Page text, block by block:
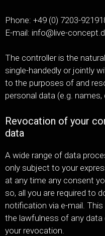
Phone: +49 (0) 7203-
E-mail: info@live-
The controller is the
single-handedly or jointly
to the purposes of and
personal data (e.g.
Revocation of your
data
A wide range of data
only subject to your
at any time any consent
so, all you are required to
notification via e-mail.
the lawfulness of any
your revocation.